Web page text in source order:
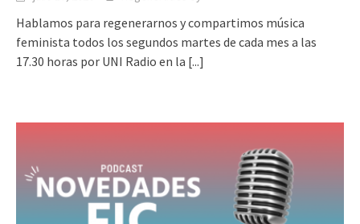
Hablamos para regenerarnos y compartimos música
feminista todos los segundos martes de cada mes a las
17.30 horas por UNI Radio en la [...]